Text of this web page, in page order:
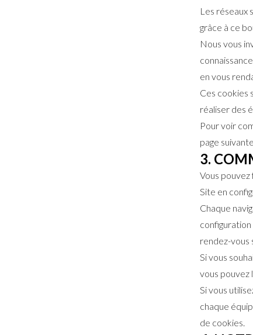
Les réseaux
grâce à ce
Nous vous
en vous
Ces cookies
réaliser des
Pour voir
page
3.
Vous
Site en
Chaque
rendez-
Si vous
vous pouvez
Si vous
chaque
de cookies.